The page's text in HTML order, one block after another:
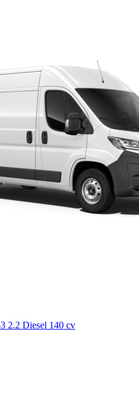
2.2 Diesel 140 cv